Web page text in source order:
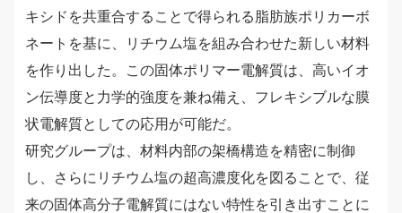
キシドを共重合することで得られる脂肪族ポリカーボ
ネートを基に、リチウム塩を組み合わせた新しい材料
を作り出した。この固体ポリマー電解質は、高いイオ
ン伝導度と力学的強度を兼ね備え、フレキシブルな膜
状電解質としての応用が可能だ。
研究グループは、材料内部の架橋構造を精密に制御
し、さらにリチウム塩の超高濃度化を図ることで、従
来の固体高分子電解質にはない特性を引き出すことに